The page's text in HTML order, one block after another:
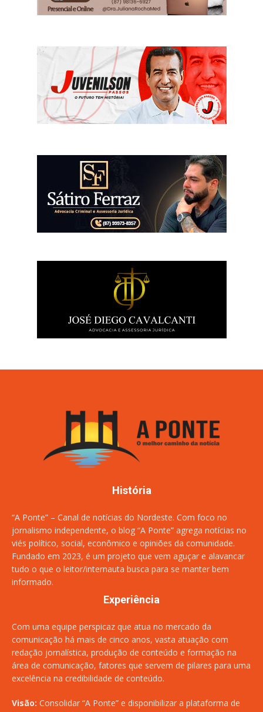
História
“A Ponte” – Canal de notícias do Nordeste. Com foco no
jornalismo independente, o blog “A Ponte” agrega notícias no
viés político, social, econômico e opiniões da comunidade.
Fundado em 2023, é um projeto que vem aguçar e alavancar
tudo o que o leitor/internauta busca para se manter bem
informado.
Experiência
Com uma equipe perspicaz que atua no mercado da
comunicação há mais de cinco anos, vasta atuação com
redação jornalística, produção de conteúdo e formação na
área de comunicação, fatores que servem de pilares para uma
excelência na credibilidade de conteúdo.
Visão: Consolidar “A Ponte” e disponibilizar a plataforma de